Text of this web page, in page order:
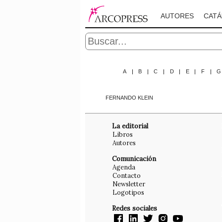
AUTORES
A | B | C | D | E | F | G
FERNANDO KLEIN
La editorial
Libros
Autores
Comunicación
Agenda
Contacto
Newsletter
Logotipos
Redes sociales